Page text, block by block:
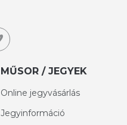
MŰSOR / JEGYEK
Online jegyvásárlás
Jegyinformáció